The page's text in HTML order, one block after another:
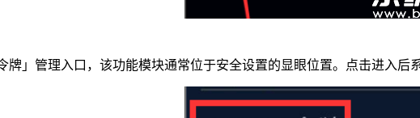
牌」管理入口，该功能模块通常位于安全设置的显眼位置。点击进入